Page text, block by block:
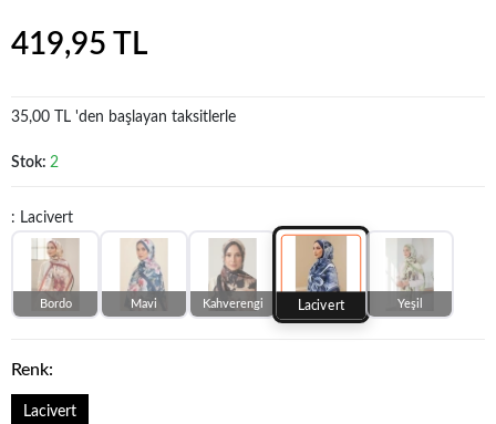
419,95 TL
35,00 TL 'den başlayan taksitlerle
Stok: 2
: Lacivert
Bordo Mavi Kahverengi Lacivert Yeşil
Renk:
Lacivert